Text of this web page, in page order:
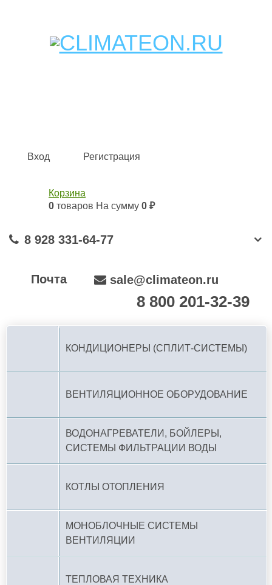
Кондиционеры и сплит-системы, газовые котлы,
Вход Регистрация
Корзина
0 товаров На сумму 0 ₽
8 928 331-64-77
Почта sale@climateon.ru
8 800 201-32-39
КОНДИЦИОНЕРЫ (СПЛИТ-СИСТЕМЫ)
ВЕНТИЛЯЦИОННОЕ ОБОРУДОВАНИЕ
ВОДОНАГРЕВАТЕЛИ, БОЙЛЕРЫ,
СИСТЕМЫ ФИЛЬТРАЦИИ ВОДЫ
КОТЛЫ ОТОПЛЕНИЯ
МОНОБЛОЧНЫЕ СИСТЕМЫ
ВЕНТИЛЯЦИИ
ТЕПЛОВАЯ ТЕХНИКА